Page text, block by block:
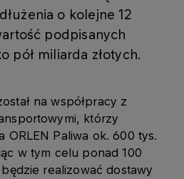
o kolejne 12
podpisanych
pół miliarda złotych.
na współpracy z
którzy
ORLEN Paliwa ok. 600 tys.
w tym celu ponad 100
realizować dostawy